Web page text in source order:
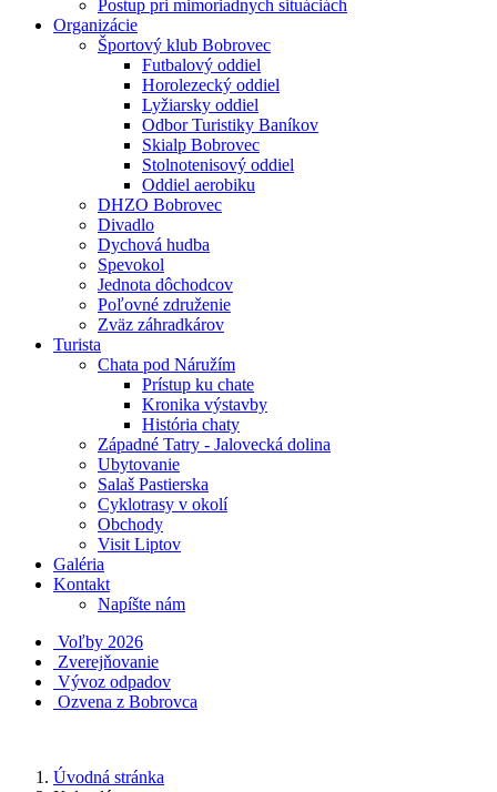
Postup pri mimoriadnych situáciách
Organizácie
Športový klub Bobrovec
Futbalový oddiel
Horolezecký oddiel
Lyžiarsky oddiel
Odbor Turistiky Baníkov
Skialp Bobrovec
Stolnotenisový oddiel
Oddiel aerobiku
DHZO Bobrovec
Divadlo
Dychová hudba
Spevokol
Jednota dôchodcov
Poľovné združenie
Zväz záhradkárov
Turista
Chata pod Náružím
Prístup ku chate
Kronika výstavby
História chaty
Západné Tatry - Jalovecká dolina
Ubytovanie
Salaš Pastierska
Cyklotrasy v okolí
Obchody
Visit Liptov
Galéria
Kontakt
Napíšte nám
Voľby 2026
Zverejňovanie
Vývoz odpadov
Ozvena z Bobrovca
Úvodná stránka